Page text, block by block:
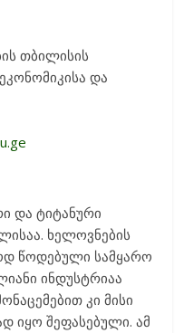
თბილისის
და
და ტიტანური
ხელოვნების
წოდებული სამყარო
ინდუსტრიაა
კი მისი
იყო შეფასებული. ამ